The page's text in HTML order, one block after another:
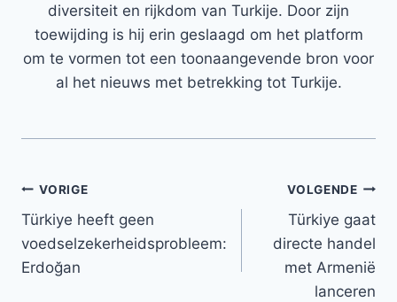
diversiteit en rijkdom van Turkije. Door zijn
toewijding is hij erin geslaagd om het platform
om te vormen tot een toonaangevende bron voor
al het nieuws met betrekking tot Turkije.
Bericht
navigatie
VORIGE
Türkiye heeft geen
voedselzekerheidsprobleem:
Erdoğan
VOLGENDE
Türkiye gaat
directe handel
met Armenië
lanceren